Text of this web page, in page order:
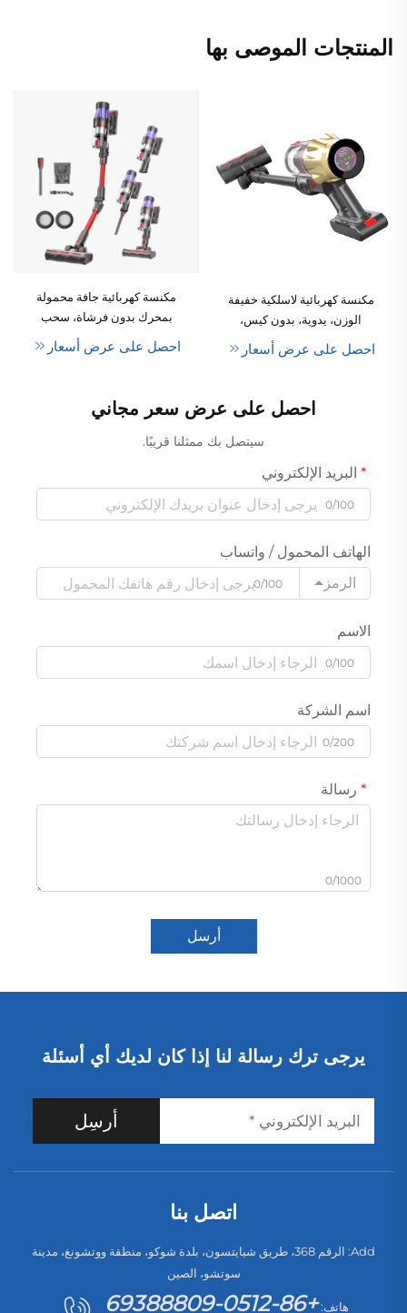
المنتجات الموصى بها
مكنسة كهربائية لاسلكية خفيفة
الوزن، يدوية، بدون كيس،
جافة، محمولة، عصوية، دوامية،
لتنظيف الحيوانات الأليفة
والفنادق
احصل على عرض أسعار
مكنسة كهربائية جافة محمولة
بمحرك بدون فرشاة، سحب
بقوة ٢٠٠ واط، سعة كأس
الغبار ٦٥٠ مل، وبطارية سعة
دقيقة، مناسبة للاستخدام
المنزلي والسيارات والفنادق
احصل على عرض أسعار
احصل على عرض سعر مجاني
سيتصل بك ممثلنا قريبًا.
البريد الإلكتروني
0/100
الهاتف المحمول / واتساب
الرمز
0/100
الاسم
0/100
اسم الشركة
0/200
رسالة
0/1000
أرسل
يرجى ترك رسالة لنا إذا كان لديك أي أسئلة
أرسِل
اتصل بنا
Add: الرقم 368، طريق شيايتسون، بلدة شوكو، منطقة ووتشونغ، مدينة
سوتشو، الصين
هاتف: +86-0512-69388809